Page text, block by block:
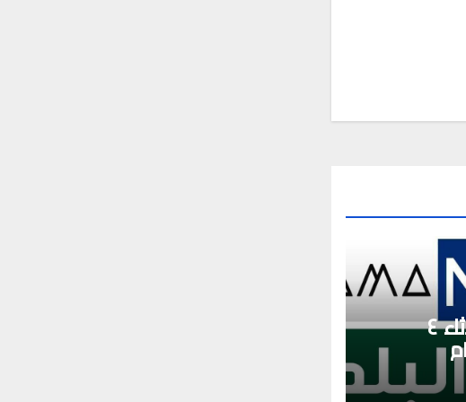
أخبار البلد – الثلاثاء ٤